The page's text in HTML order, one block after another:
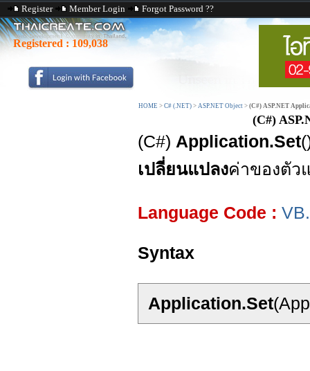
Register Member Login Forgot Password ??
Registered : 109,038
HOME > C# (.NET) > ASP.NET Object > (C#) ASP.NET
(C#)
(C#) Application.Set
เปลี่ยนแปลงค่าของตัว
Language Code :
Syntax
Application.Set